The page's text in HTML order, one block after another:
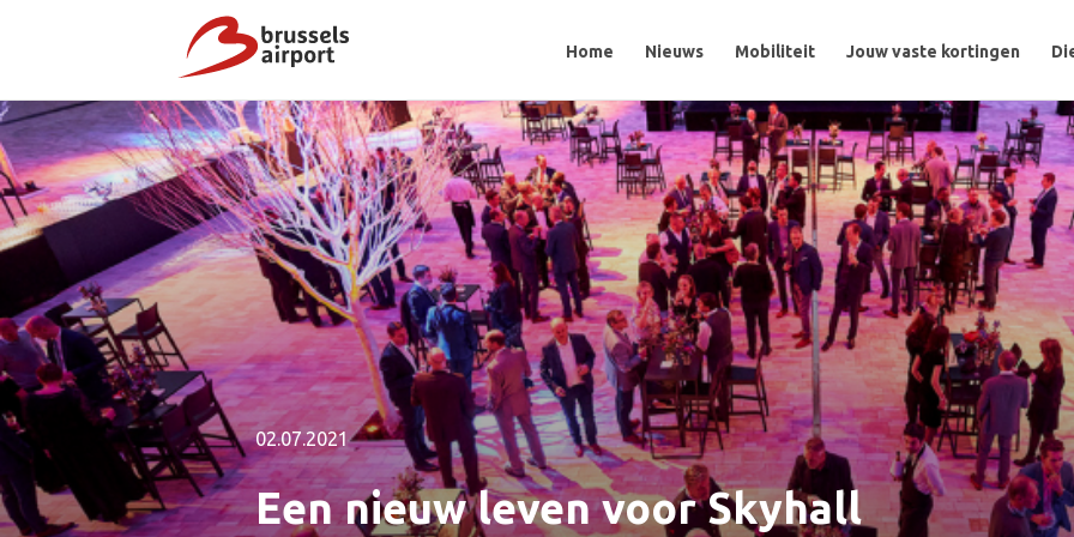
Home Nieuws Mobiliteit Jouw vaste kortingen
02.07.2021
Een nieuw leven voor Skyhall
Home Nieuws Mobiliteit Jouw vaste kortingen